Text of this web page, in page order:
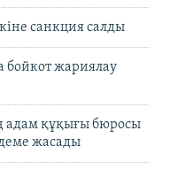
санкция салды
бойкот жариялау
адам құқығы бюросы
жасады